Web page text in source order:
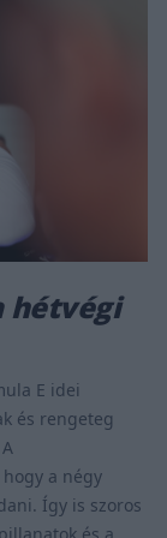
hétvégi
E idei
és rengeteg
a négy
Így is szoros